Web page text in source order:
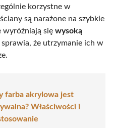
korzystne w
są narażone na szybkie
wyróżniają się wysoką
sprawia, że utrzymanie ich w
farba akrylowa jest
Właściwości i